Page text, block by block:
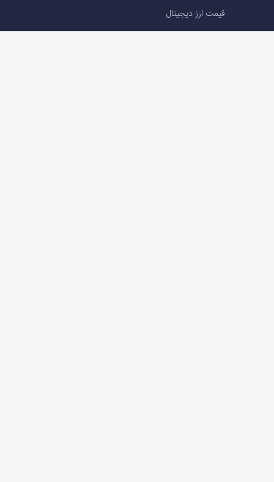
قیمت ارز دیجیتال
سوالات متداول